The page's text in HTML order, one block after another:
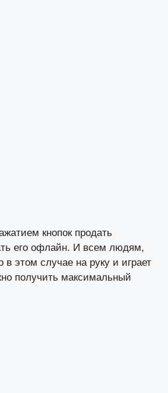
кнопок продать
его офлайн. И всем людям,
этом случае на руку и играет
получить максимальный